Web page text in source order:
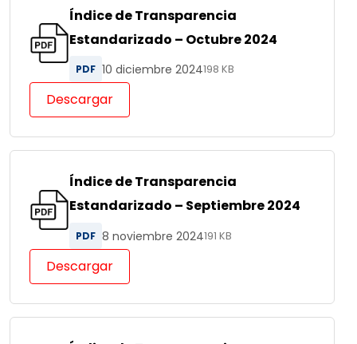
Índice de Transparencia
Estandarizado – Octubre 2024
PDF 10 diciembre 2024198 KB
Descargar
Índice de Transparencia
Estandarizado – Septiembre 2024
PDF 8 noviembre 2024191 KB
Descargar